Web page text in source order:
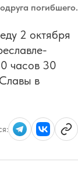
погибшего.
2 октября
часов 30
в